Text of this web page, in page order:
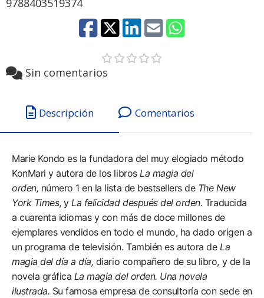
9788403519374
Sin comentarios
Descripción Comentarios
Marie Kondo es la fundadora del muy elogiado método
KonMari y autora de los libros La magia del
orden, número 1 en la lista de bestsellers de The New
York Times, y La felicidad después del orden. Traducida
a cuarenta idiomas y con más de doce millones de
ejemplares vendidos en todo el mundo, ha dado origen a
un programa de televisión. También es autora de La
magia del día a día, diario compañero de su libro, y de la
novela gráfica La magia del orden. Una novela
ilustrada. Su famosa empresa de consultoría con sede en